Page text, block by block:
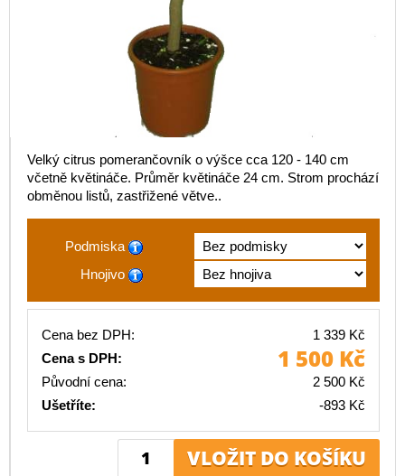
Velký citrus pomerančovník o výšce cca 120 - 140 cm
včetně květináče. Průměr květináče 24 cm. Strom prochází
obměnou listů, zastřižené větve..
Podmiska
Hnojivo
Cena bez DPH:
1 339 Kč
Cena s DPH:
1 500 Kč
Původní cena:
2 500 Kč
Ušetříte:
-893 Kč